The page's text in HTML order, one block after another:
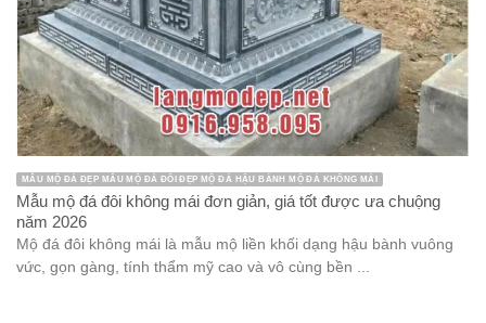
vức, gọn gàng, tính thẩm mỹ cao và vô cùng bền ...